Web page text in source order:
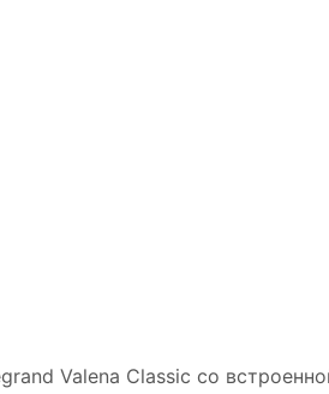
Valena Classic со